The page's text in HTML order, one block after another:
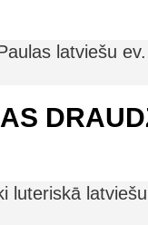
latviešu
luteriskā